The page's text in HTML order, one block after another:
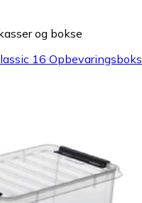
og bokse
16 Opbevaringsboks